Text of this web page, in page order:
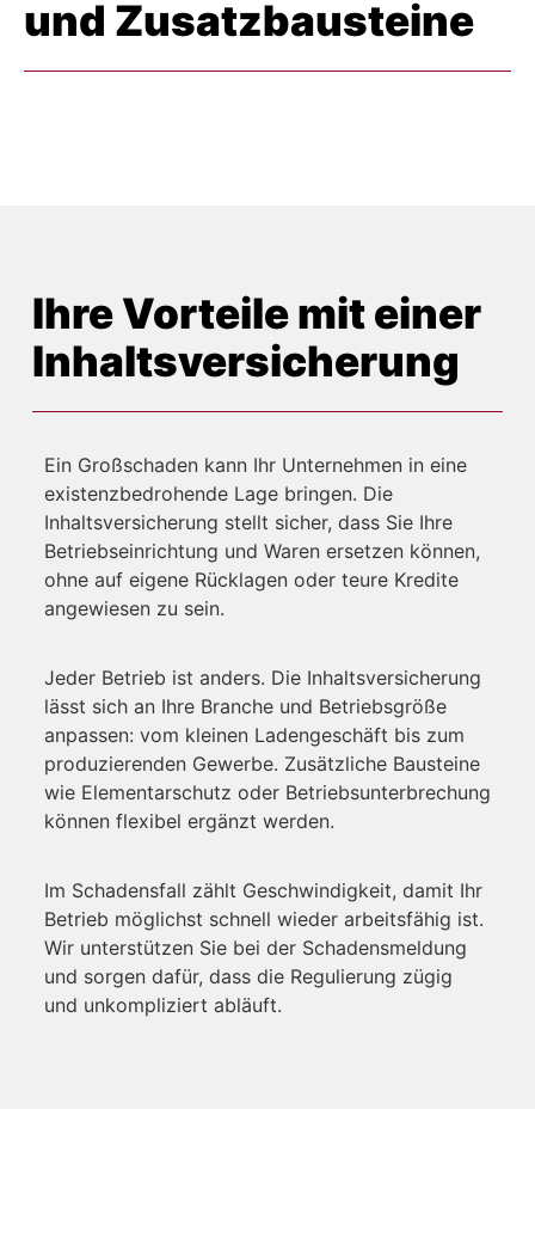
und Zusatz­bausteine
Ihre Vorteile mit einer
Inhalts­versicherung
Ein Großschaden kann Ihr Unternehmen in eine
existenzbedrohende Lage bringen. Die
Inhaltsversicherung stellt sicher, dass Sie Ihre
Betriebseinrichtung und Waren ersetzen können,
ohne auf eigene Rücklagen oder teure Kredite
angewiesen zu sein.
Jeder Betrieb ist anders. Die Inhaltsversicherung
lässt sich an Ihre Branche und Betriebsgröße
anpassen: vom kleinen Ladengeschäft bis zum
produzierenden Gewerbe. Zusätzliche Bausteine
wie Elementarschutz oder Betriebsunterbrechung
können flexibel ergänzt werden.
Im Schadensfall zählt Geschwindigkeit, damit Ihr
Betrieb möglichst schnell wieder arbeitsfähig ist.
Wir unterstützen Sie bei der Schadensmeldung
und sorgen dafür, dass die Regulierung zügig
und unkompliziert abläuft.